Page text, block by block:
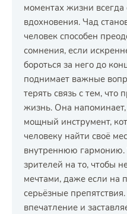
моментах жизни
вдохновения. Чад
человек способен
сомнения, если
бороться за него до
поднимает важные
терять связь с тем, что
жизнь. Она
мощный инструмент,
человеку найти своё
внутреннюю гармонию.
зрителей на то, чтобы
мечтами, даже если на
серьёзные
впечатление и